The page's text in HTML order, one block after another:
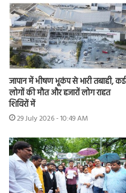
जापान में भीषण भूकंप से भारी तबाही, कई
लोगों की मौत और हजारों लोग राहत
शिविरों में
29 July 2026 - 10:49 AM